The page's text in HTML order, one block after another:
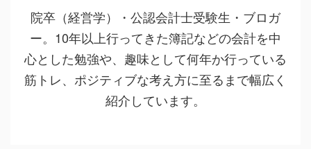
院卒（経営学）・公認会計士受験生・ブロガ
ー。10年以上行ってきた簿記などの会計を中
心とした勉強や、趣味として何年か行っている
筋トレ、ポジティブな考え方に至るまで幅広く
紹介しています。